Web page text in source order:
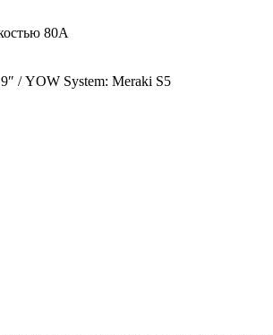
80A
/ YOW System: Meraki S5